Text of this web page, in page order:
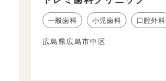
一般歯科 小児歯科 口腔外科
広島県広島市中区